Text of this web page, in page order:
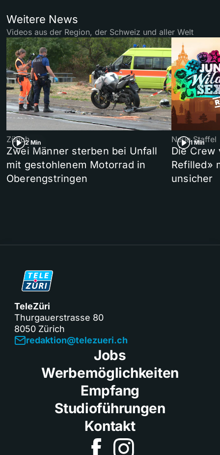
Weitere News
Videos aus der Region, der Schweiz und aller Welt
2 Min
Zürich
Zwei Männer sterben bei Unfall
mit gestohlenem Motorrad in
Oberengstringen
1 Min
Neue Staffel
Die Crew
Refilled»
unsicher
TeleZüri
Thurgauerstrasse 80
8050 Zürich
redaktion@telezueri.ch
Jobs
Werbemöglichkeiten
Empfang
Studioführungen
Kontakt